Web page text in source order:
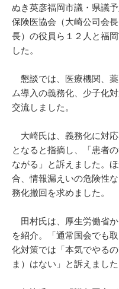
ぬき英彦福岡市議・県議
保険医協会（大崎公司会
長）の役員ら１２人と福
した。
懇談では、医療機関、
ム導入の義務化、少子化
交流しました。
大崎氏は、義務化に対
となると指摘し、「患者
ながる」と訴えました。
合、情報漏えいの危険性
務化撤回を求めました。
田村氏は、厚生労働省
を紹介。「通常国会でも
化対策では「本気でやる
ま）はない」と訴えました